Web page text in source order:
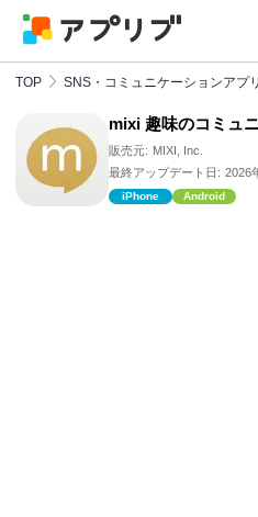
TOP SNS・コミュニケーションアプリ
mixi 趣味のコミュ
販売元: MIXI, Inc.
最終アップデート日: 2026
iPhone Android